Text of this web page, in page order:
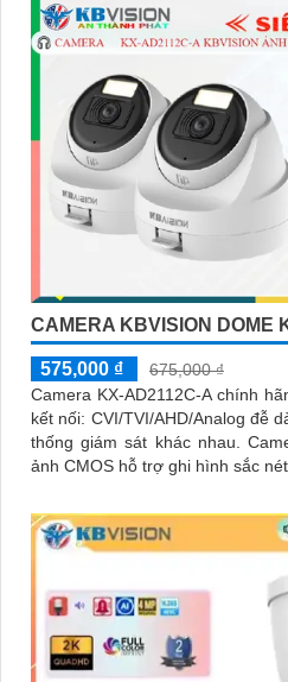
CAMERA KBVISION DOME
575,000 ₫
675,000 ₫
Camera KX-AD2112C-A chính
kết nối: CVI/TVI/AHD/Analog đễ
thống giám sát khác nhau. Camera trang bị cảm biến hình
ảnh CMOS hỗ trợ ghi hình sắc